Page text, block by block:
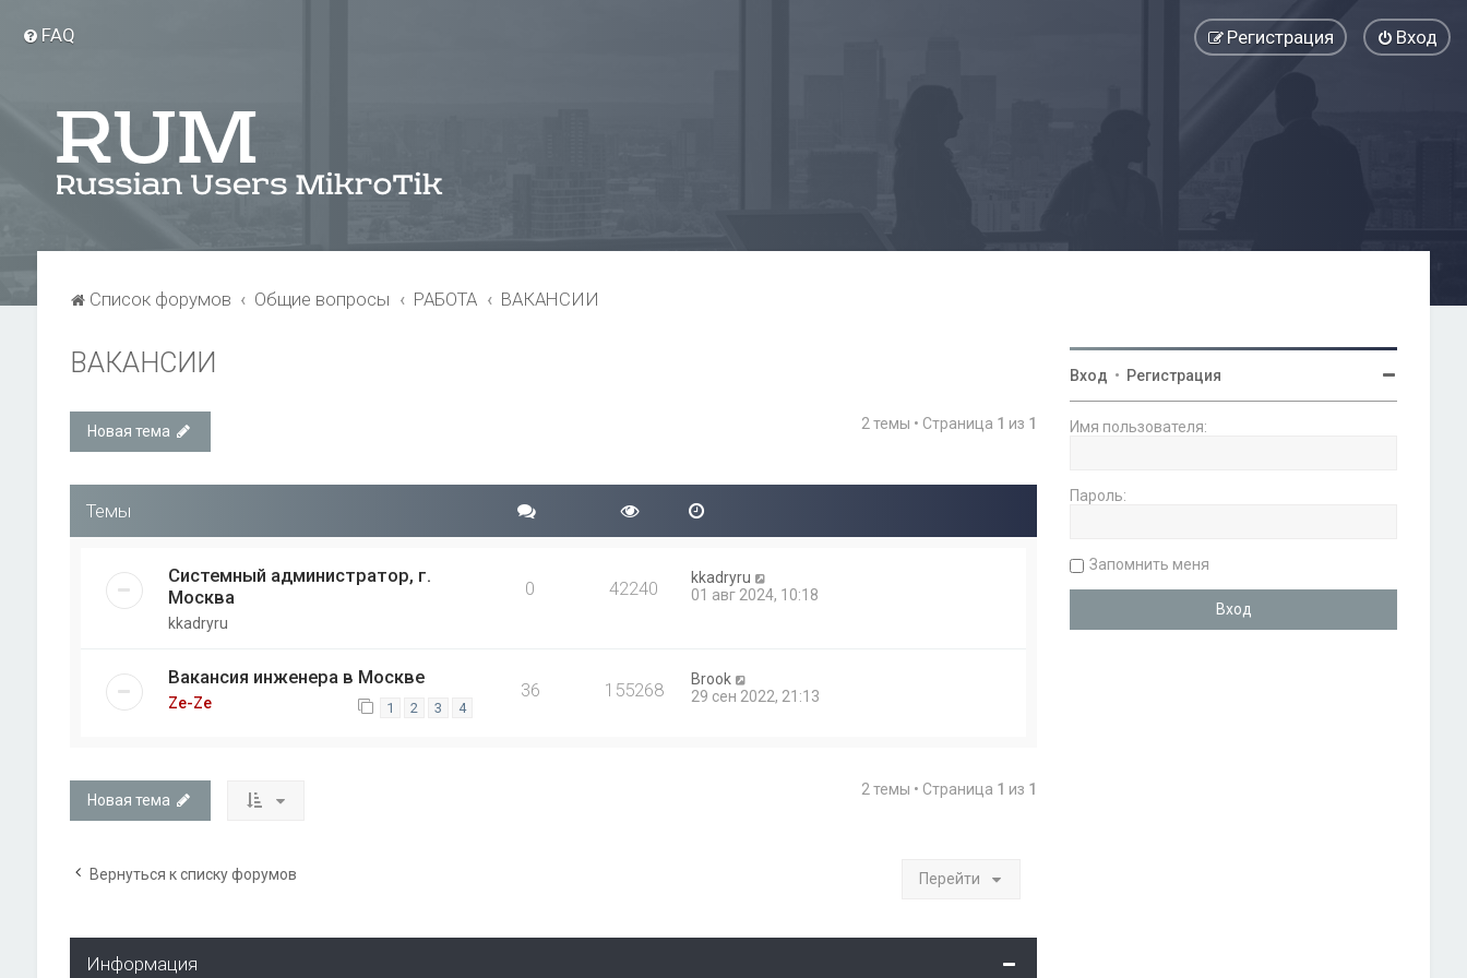
FAQ Вход
Регистрация
Список форумов Общие вопросы РАБОТА ВАКАНСИИ
ВАКАНСИИ
Новая тема 2 темы • Страница 1 из 1
Темы
Системный администратор, г.
Москва
kkadryru
0 42240
kkadryru
01 авг 2024, 10:18
Вакансия инженера в Москве
Ze-Ze 1 2 3 4
36 155268
Brook
29 сен 2022, 21:13
Новая тема
2 темы • Страница 1 из 1
Вернуться к списку форумов Перейти
Информация
Вход • Регистрация
Имя пользователя:
Пароль:
Запомнить меня